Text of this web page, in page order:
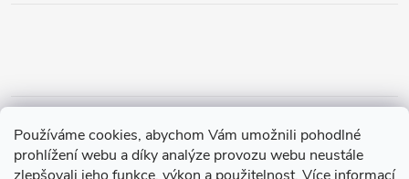
Používáme cookies, abychom Vám umožnili pohodlné
prohlížení webu a díky analýze provozu webu neustále
Zásady ochrany osobních údajů
Doprava a platba Tříletá záruka